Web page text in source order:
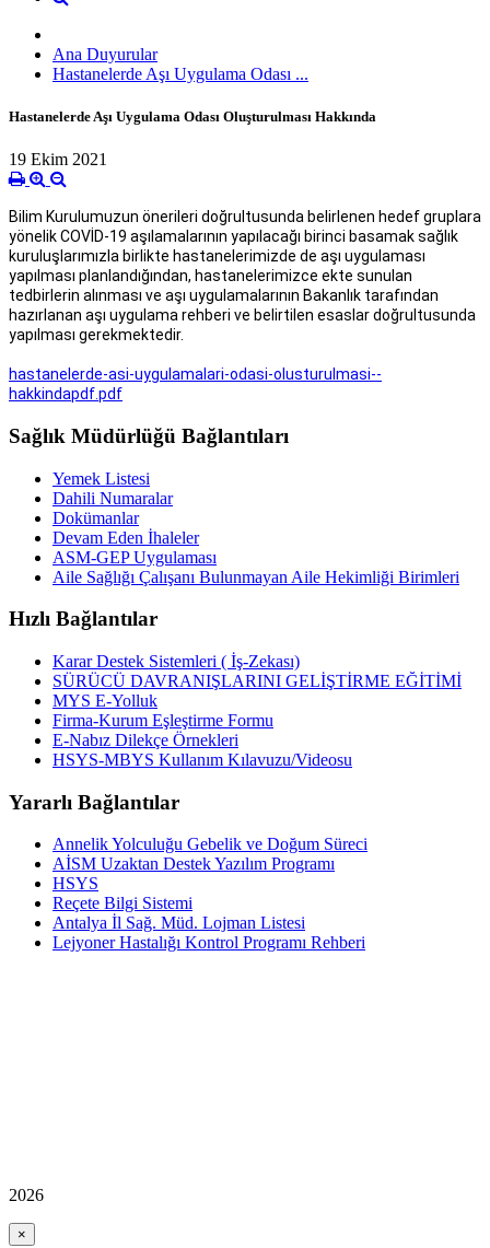
Ana Duyurular
Hastanelerde Aşı Uygulama Odası ...
Hastanelerde Aşı Uygulama Odası Oluşturulması Hakkında
19 Ekim 2021
Bilim Kurulumuzun önerileri doğrultusunda belirlenen hedef gruplara
yönelik COVİD-19 aşılamalarının yapılacağı birinci basamak sağlık
kuruluşlarımızla birlikte hastanelerimizde de aşı uygulaması
yapılması planlandığından, hastanelerimizce ekte sunulan
tedbirlerin alınması ve aşı uygulamalarının Bakanlık tarafından
hazırlanan aşı uygulama rehberi ve belirtilen esaslar doğrultusunda
yapılması gerekmektedir.
hastanelerde-asi-uygulamalari-odasi-olusturulmasi--
hakkindapdf.pdf
Sağlık Müdürlüğü Bağlantıları
Yemek Listesi
Dahili Numaralar
Dokümanlar
Devam Eden İhaleler
ASM-GEP Uygulaması
Aile Sağlığı Çalışanı Bulunmayan Aile Hekimliği Birimleri
Hızlı Bağlantılar
Karar Destek Sistemleri ( İş-Zekası)
SÜRÜCÜ DAVRANIŞLARINI GELİŞTİRME EĞİTİMİ
MYS E-Yolluk
Firma-Kurum Eşleştirme Formu
E-Nabız Dilekçe Örnekleri
HSYS-MBYS Kullanım Kılavuzu/Videosu
Yararlı Bağlantılar
Annelik Yolculuğu Gebelik ve Doğum Süreci
AİSM Uzaktan Destek Yazılım Programı
HSYS
Reçete Bilgi Sistemi
Antalya İl Sağ. Müd. Lojman Listesi
Lejyoner Hastalığı Kontrol Programı Rehberi
2026
×